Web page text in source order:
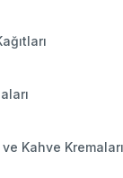
Kahve Kremaları